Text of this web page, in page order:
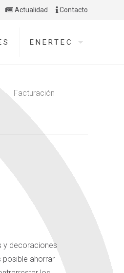
Actualidad Contacto
ENERTEC
Facturación
y decoraciones
posible ahorrar